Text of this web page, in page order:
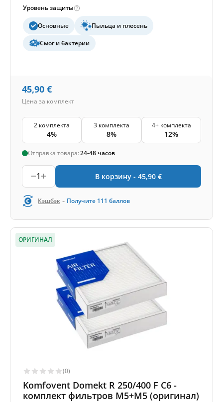
Уровень защиты
Основные Пыльца и плесень
Смог и бактерии
45,90 €
Цена за комплект
2 комплекта
4%
3 комплекта
8%
4+ комплекта
12%
Отправка товара:24-48 часов
1 В корзину - 45,90 €
Кэшбэк - Получите 111 баллов
ОРИГИНАЛ
(0)
Komfovent Domekt R 250/400 F C6 -
комплект фильтров M5+M5 (оригинал)